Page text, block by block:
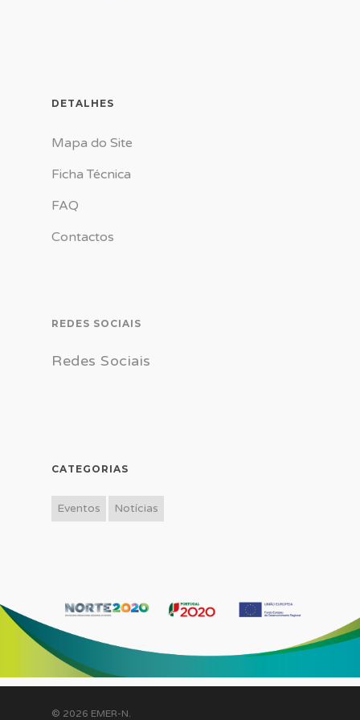
DETALHES
Mapa do Site
Ficha Técnica
FAQ
Contactos
REDES SOCIAIS
Redes Sociais
CATEGORIAS
Eventos Notícias
© 2026 EMER-N.